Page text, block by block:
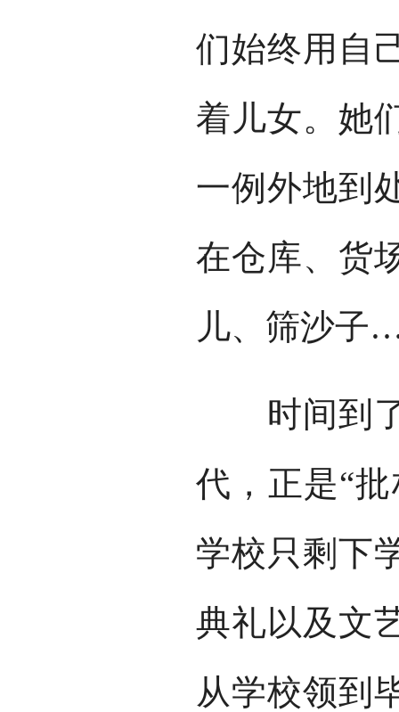
们始终用自
着儿女。她
一例外地到
在仓库、货
儿、筛沙
时间到了
代，正是“
学校只剩下
典礼以及文
从学校领到